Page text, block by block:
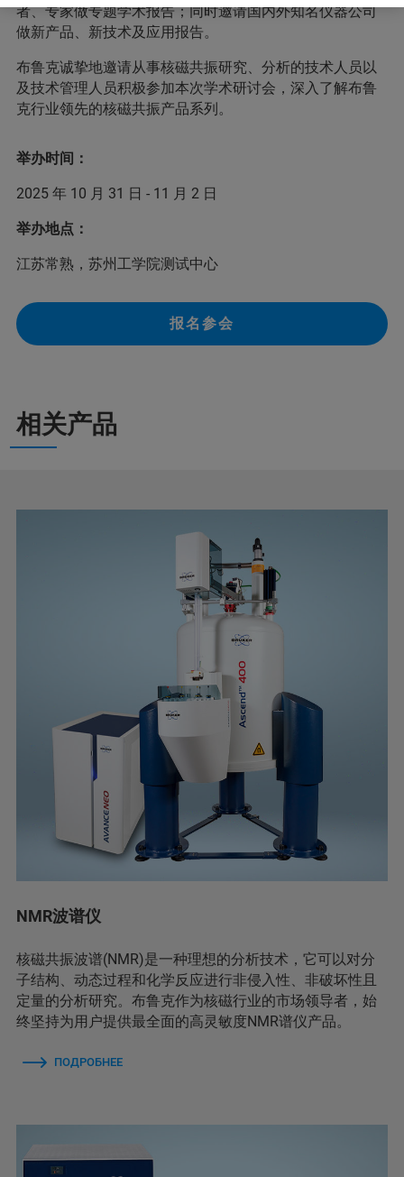
者、专家做专题学术报告；同时邀请国内外知名仪器公司
做新产品、新技术及应用报告。
布鲁克诚挚地邀请从事核磁共振研究、分析的技术人员以
及技术管理人员积极参加本次学术研讨会，深入了解布鲁
克行业领先的核磁共振产品系列。
举办时间：
2025 年 10 月 31 日 - 11 月 2 日
举办地点：
江苏常熟，苏州工学院测试中心
报名参会
相关产品
NMR波谱仪
核磁共振波谱(NMR)是一种理想的分析技术，它可以对分
子结构、动态过程和化学反应进行非侵入性、非破坏性且
定量的分析研究。布鲁克作为核磁行业的市场领导者，始
终坚持为用户提供最全面的高灵敏度NMR谱仪产品。
ПОДРОБНЕЕ